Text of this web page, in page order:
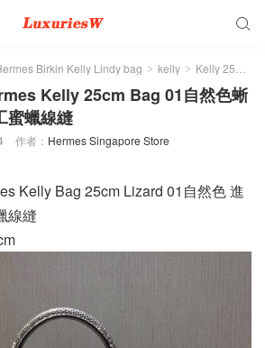

Birkin Kelly Lindy bag > kelly > Kelly 25CM
Kelly 25cm Bag 01自然色蜥
蜜蠟線縫
作者： Hermes Singapore Store
Kelly Bag 25cm Lizard 01自然色 進
線縫